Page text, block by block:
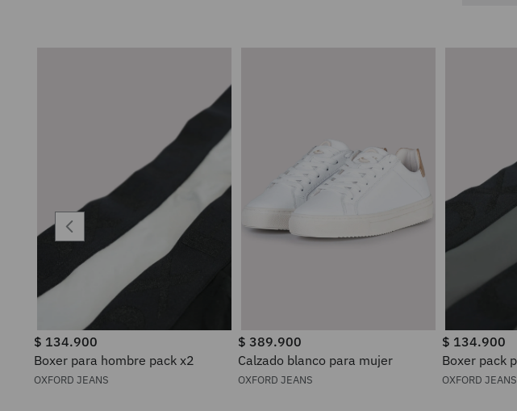
$ 134.900
Boxer para hombre pack x2
OXFORD JEANS
$ 389.900
Calzado blanco para mujer
OXFORD JEANS
$ 134.900
Boxer pack
OXFORD JEANS